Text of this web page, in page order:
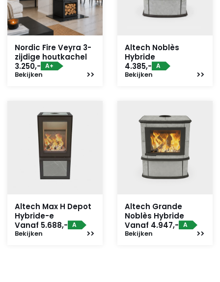
Nordic Fire Veyra 3-
zijdige houtkachel
3.250,- A+
Bekijken
Altech Noblès
Hybride
4.385,- A
Bekijken
Altech Max H Depot
Hybride-e
Vanaf 5.688,- A
Bekijken
Altech Grande
Noblès Hybride
Vanaf 4.947,- A
Bekijken